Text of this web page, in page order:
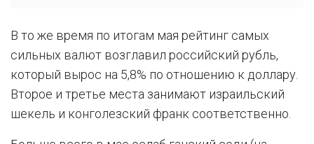
В то же время по итогам мая рейтинг самых
сильных валют возглавил российский рубль,
который вырос на 5,8% по отношению к доллару.
Второе и третье места занимают израильский
шекель и конголезский франк соответственно.